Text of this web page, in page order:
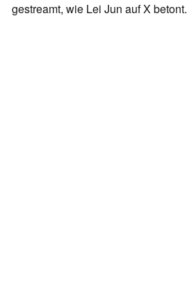
gestreamt, wie Lei Jun auf X betont.